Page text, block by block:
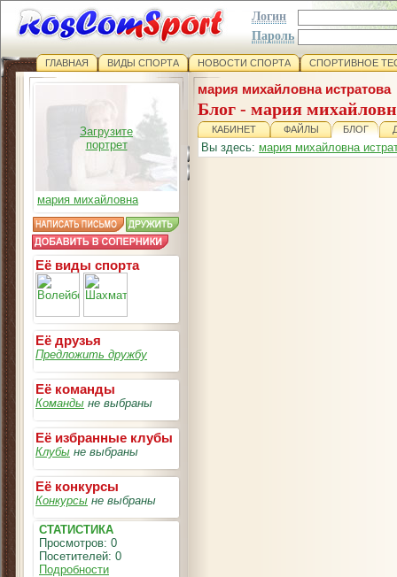
Логин
Пароль
ГЛАВНАЯ ВИДЫ СПОРТА НОВОСТИ СПОРТА СПОРТИВНОЕ
Загрузите
портрет
мария михайловна
Её виды спорта
Её друзья
Предложить дружбу
Её команды
Команды не выбраны
Её избранные клубы
Клубы не выбраны
Её конкурсы
Конкурсы не выбраны
СТАТИСТИКА
Просмотров: 0
Посетителей: 0
Подробности
мария михайловна истратова
Блог - мария
КАБИНЕТ ФАЙЛЫ БЛОГ
Вы здесь: мария михайловна